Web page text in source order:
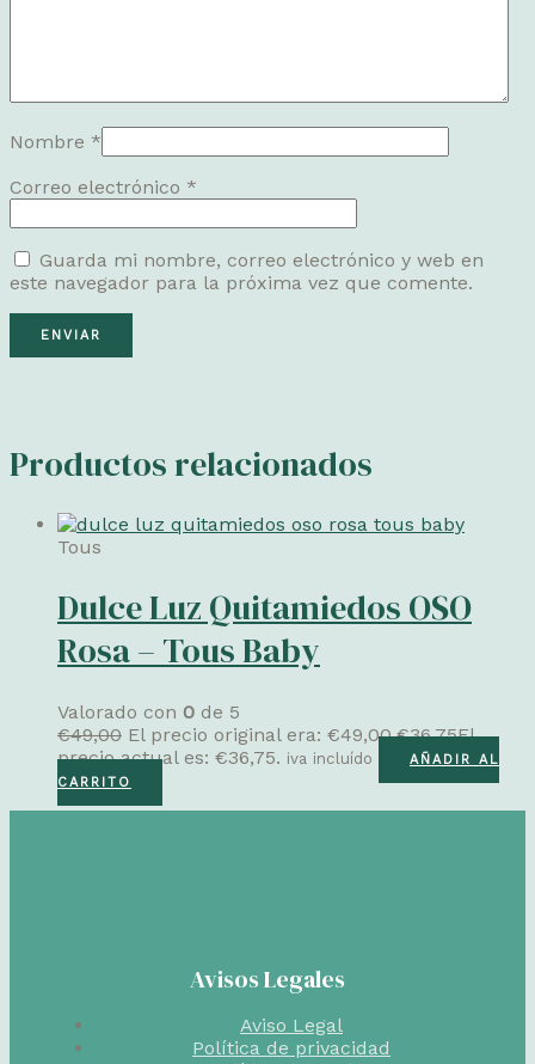
Nombre *
Correo electrónico *
Guarda mi nombre, correo electrónico y web en
este navegador para la próxima vez que comente.
Productos relacionados
Tous
Dulce Luz Quitamiedos OSO
Rosa – Tous Baby
Valorado con 0 de 5
€49,00 El precio original era: €49,00.€36,75El
precio actual es: €36,75. iva incluído
AÑADIR AL
CARRITO
Avisos Legales
Aviso Legal
Política de privacidad